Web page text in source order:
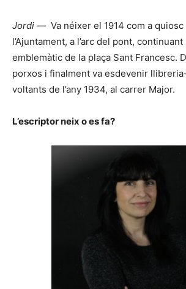
Jordi — Va néixer el 1914 com a
l’Ajuntament, a l’arc del pont,
emblemàtic de la plaça Sant Francesc.
porxos i finalment va esdevenir
voltants de l’any 1934, al carrer Major.
L’escriptor neix o es fa?